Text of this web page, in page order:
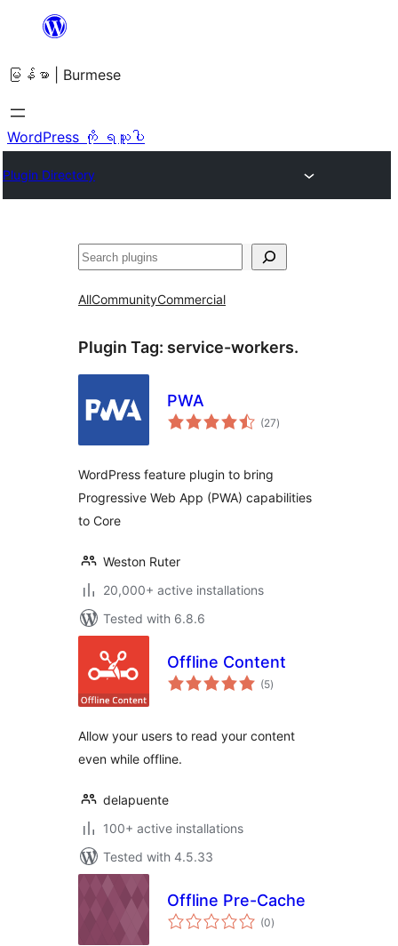
အကြောင်းအရာ
ကျော်သွား
ရန်
မြန်မာ | Burmese
WordPress ကို ရယူပါ
Plugin Directory
ရှာ
AllCommunityCommercial
Plugin Tag: service-workers.
PWA
(27total
ratings
)
WordPress feature plugin to bring
Progressive Web App (PWA) capabilities
to Core
Weston Ruter
20,000+ active installations
Tested with 6.8.6
Offline Content
(5total
ratings
)
Allow your users to read your content
even while offline.
delapuente
100+ active installations
Tested with 4.5.33
Offline Pre-Cache
(0total
ratings
)